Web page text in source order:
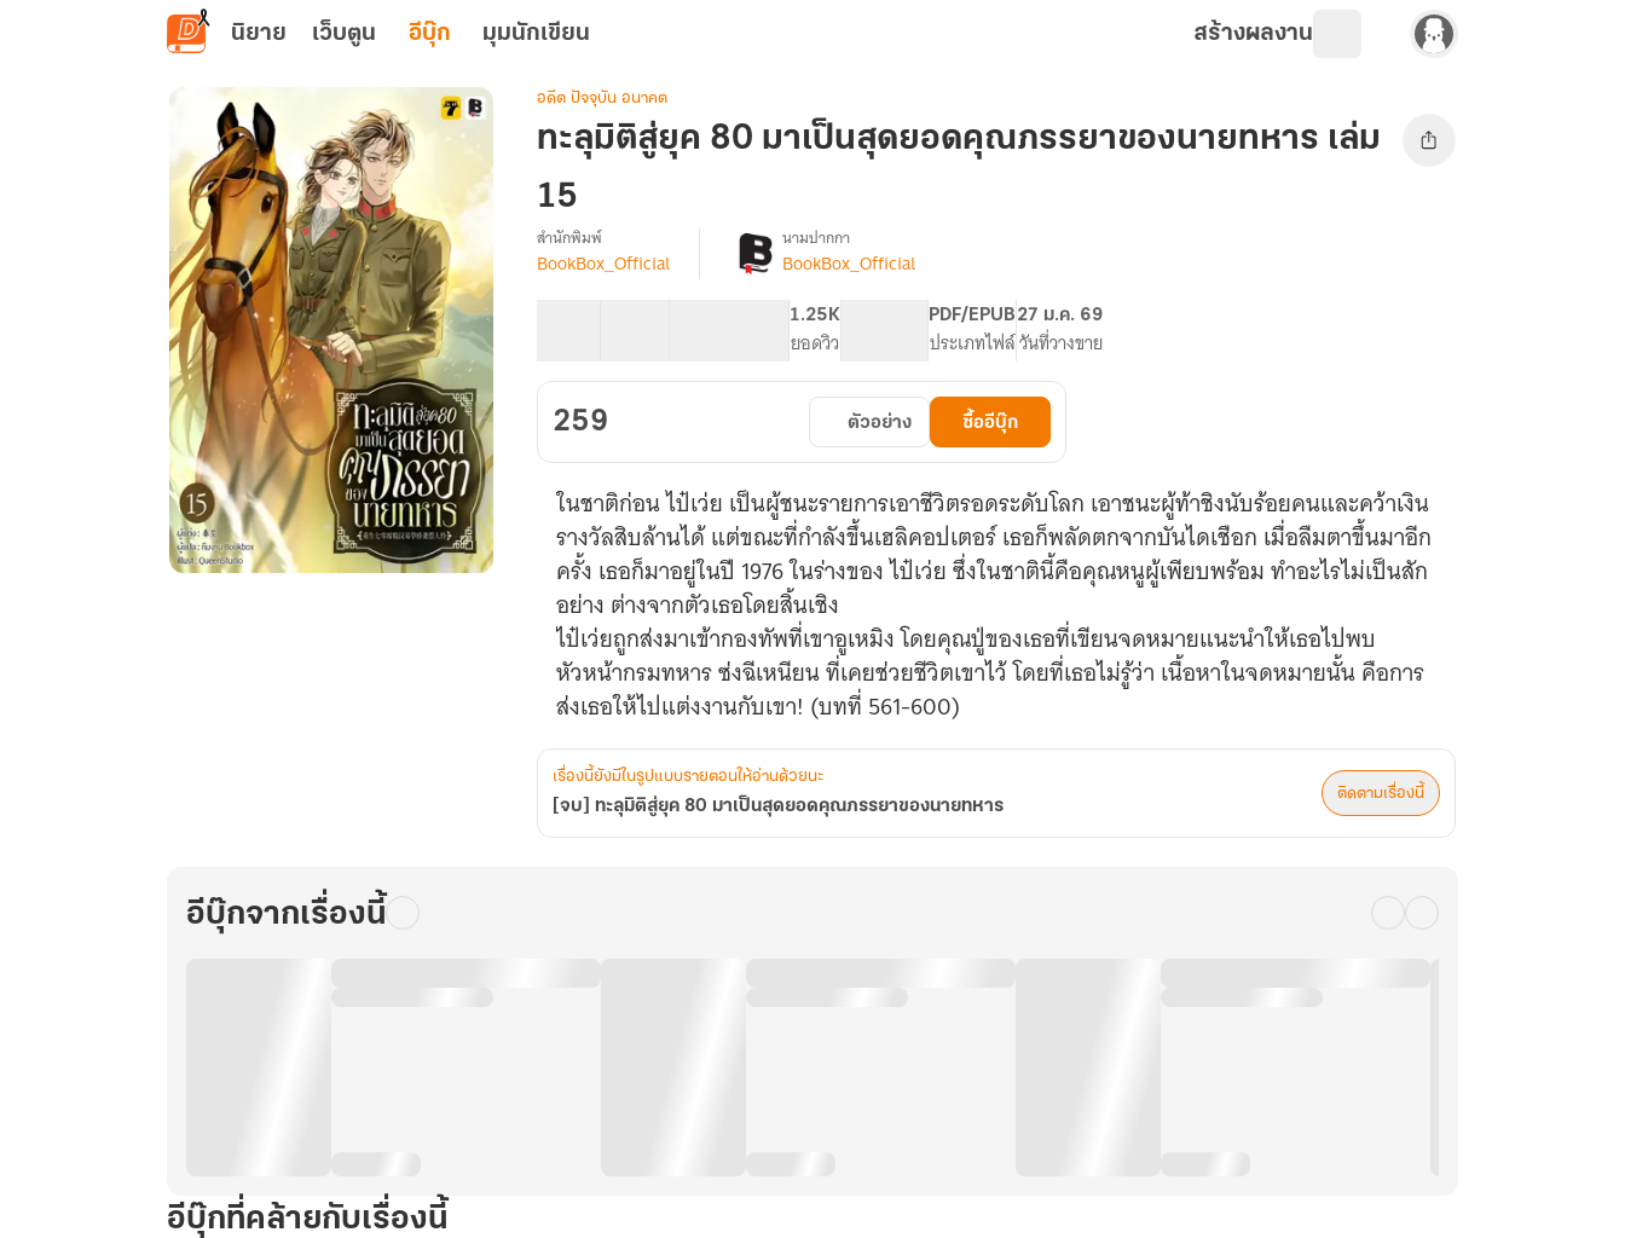
ข้ามไปยังเนื้อหาหลัก
นิยาย เว็บตูน อีบุ๊ก มุมนักเขียน สร้างผลงาน
ของ
อดีต ปัจจุบัน อนาคต
ทะลุมิติสู่ยุค 80 มาเป็นสุดยอดคุณภรรยาของนายทหาร เล่ม
15
เรื่อง[จบ]
80
มา
เป็น
สุด
ยอด
คุณ
ภรรยา
ของ
นาย
ทหาร
สำนักพิมพ์
BookBox_Official
นามปากกา
BookBox_Official
1.25K
ยอดวิว
PDF/EPUB
ประเภทไฟล์
27 ม.ค. 69
วันที่วางขาย
259 ตัวอย่าง ซื้ออีบุ๊ก
ในชาติก่อน ไป๋เว่ย เป็นผู้ชนะรายการเอาชีวิตรอดระดับโลก เอาชนะผู้ท้าชิงนับร้อยคนและคว้าเงิน
รางวัลสิบล้านได้ แต่ขณะที่กำลังขึ้นเฮลิคอปเตอร์ เธอก็พลัดตกจากบันไดเชือก เมื่อลืมตาขึ้นมาอีก
ครั้ง เธอก็มาอยู่ในปี 1976 ในร่างของ ไป๋เว่ย ซึ่งในชาตินี้คือคุณหนูผู้เพียบพร้อม ทำอะไรไม่เป็นสัก
อย่าง ต่างจากตัวเธอโดยสิ้นเชิง
ไป๋เว่ยถูกส่งมาเข้ากองทัพที่เขาอูเหมิง โดยคุณปู่ของเธอที่เขียนจดหมายแนะนำให้เธอไปพบ
หัวหน้ากรมทหาร ซ่งฉีเหนียน ที่เคยช่วยชีวิตเขาไว้ โดยที่เธอไม่รู้ว่า เนื้อหาในจดหมายนั้น คือการ
ส่งเธอให้ไปแต่งงานกับเขา! (บทที่ 561-600)
เรื่องนี้ยังมีในรูปแบบรายตอนให้อ่านด้วยนะ
[จบ] ทะลุมิติสู่ยุค 80 มาเป็นสุดยอดคุณภรรยาของนายทหาร
ติดตามเรื่องนี้
อีบุ๊กจากเรื่องนี้
อีบุ๊กที่คล้ายกับเรื่องนี้